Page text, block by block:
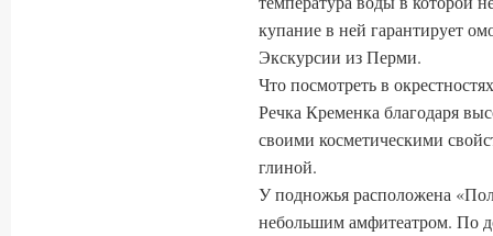
купание в ней гарантирует
Экскурсии из Перми.
Что посмотреть в
Речка Кременка благодаря
своими косметическими
глиной.
У подножья расположена
небольшим амфитеатром. По